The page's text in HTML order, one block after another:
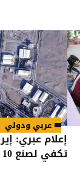
عربي ودولي
إعلام عبري:
تكفي لصنع 10 قنابل نووية